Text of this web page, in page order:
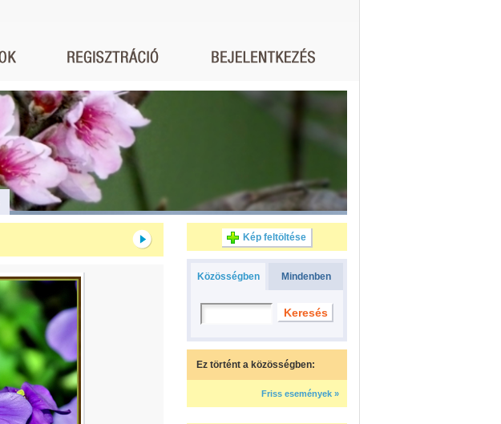
Kép feltöltése
Közösségben Mindenben
Ez történt a közösségben:
Friss események »